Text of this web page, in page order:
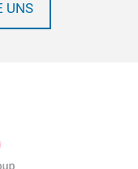
UNS